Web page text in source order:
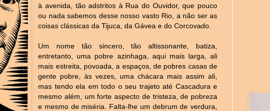
à avenida, tão adstritos à Rua do Ouvidor, que pouco
ou nada sabemos desse nosso vasto Rio, a não ser as
coisas clássicas da Tijuca, da Gávea e do Corcovado.
Um nome tão sincero, tão altissonante, batiza,
entretanto, uma pobre azinhaga, aqui mais larga, ali
mais estreita, povoada, a espaços, de pobres casas de
gente pobre, às vezes, uma chácara mais assim ali,
mas tendo ela em todo o seu trajeto até Cascadura e
mesmo além, um forte aspecto de tristeza, de pobreza
e mesmo de miséria. Falta-lhe um debrum de verdura,